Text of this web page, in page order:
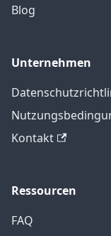
Blog
Unternehmen
Kontakt
Ressourcen
FAQ